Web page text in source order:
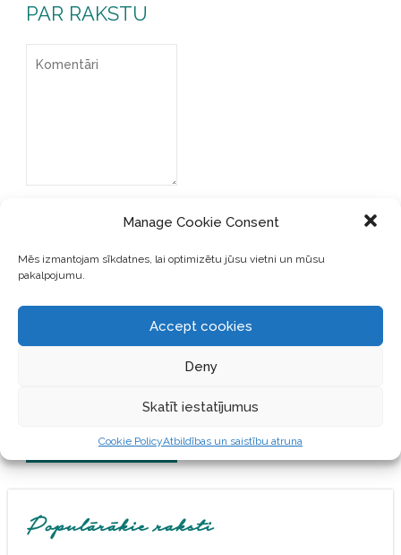
Manage Cookie Consent
Mēs izmantojam sīkdatnes, lai optimizētu jūsu vietni un mūsu
pakalpojumu.
Accept cookies
Deny
Skatīt iestatījumus
Cookie PolicyAtbildības un saistību atruna
PAR RAKSTU
SAGLABĀJIET MANU VĀRDU,
E-PASTA ADRESI UN VIETNI
Populārākie raksti